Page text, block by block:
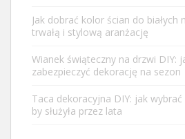
Jak dobrać kolor ścian do białych
trwałą i stylową aranżację
Wianek świąteczny na drzwi DIY:
zabezpieczyć dekorację na sezon
Taca dekoracyjna DIY: jak
by służyła przez lata